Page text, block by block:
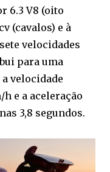
6.3 V8 (oito
(cavalos) e à
velocidades
para uma
velocidade
h e a aceleração
3,8 segundos.